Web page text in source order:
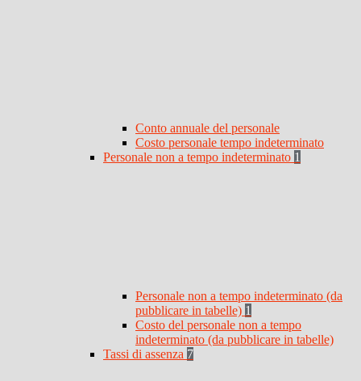
Conto annuale del personale
Costo personale tempo indeterminato
Personale non a tempo indeterminato 1
Personale non a tempo indeterminato (da
pubblicare in tabelle) 1
Costo del personale non a tempo
indeterminato (da pubblicare in tabelle)
Tassi di assenza 7